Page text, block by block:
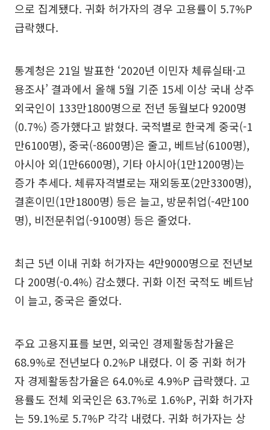
으로 집계됐다. 귀화 허가자의 경우 고용률이 5.7%P
급락했다.
통계청은 21일 발표한 ‘2020년 이민자 체류실태·고
용조사’ 결과에서 올해 5월 기준 15세 이상 국내 상주
외국인이 133만1800명으로 전년 동월보다 9200명
(0.7%) 증가했다고 밝혔다. 국적별로 한국계 중국(-1
만6100명), 중국(-8600명)은 줄고, 베트남(6100명),
아시아 외(1만6600명), 기타 아시아(1만1200명)는
증가 추세다. 체류자격별로는 재외동포(2만3300명),
결혼이민(1만1800명) 등은 늘고, 방문취업(-4만100
명), 비전문취업(-9100명) 등은 줄었다.
최근 5년 이내 귀화 허가자는 4만9000명으로 전년보
다 200명(-0.4%) 감소했다. 귀화 이전 국적도 베트남
이 늘고, 중국은 줄었다.
주요 고용지표를 보면, 외국인 경제활동참가율은
68.9%로 전년보다 0.2%P 내렸다. 이 중 귀화 허가
자 경제활동참가율은 64.0%로 4.9%P 급락했다. 고
용률도 전체 외국인은 63.7%로 1.6%P, 귀화 허가자
는 59.1%로 5.7%P 각각 내렸다. 귀화 허가자는 상